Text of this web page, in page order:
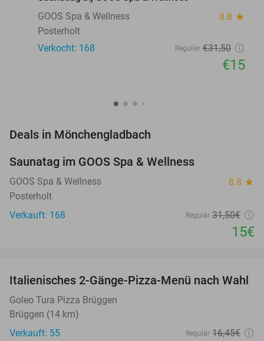
GOOS Spa & Wellness
8.8 star
Posterholt
Verkocht: 168
Regulier €31,50
€15
Deals in Mönchengladbach
TODAY
Saunatag im GOOS Spa & Wellness
GOOS Spa & Wellness 8.8 star
Posterholt
Verkauft: 168
Regulär 31,50€
15€
40%
Italienisches 2-Gänge-Pizza-Menü nach Wahl
Goleo Tura Pizza Brüggen
Brüggen (14 km)
Verkauft: 55
Regulär 16,45€